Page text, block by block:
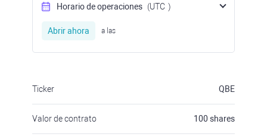
Horario de operaciones (UTC )
Abrir ahora a las
Ticker QBE
Valor de contrato 100 shares